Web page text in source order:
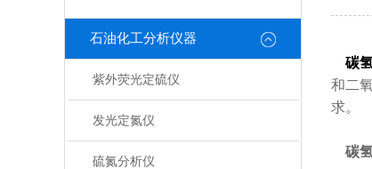
石油化工分析仪器
紫外荧光定硫仪
发光定氮仪
硫氮分析仪
碳
和二
求。
碳